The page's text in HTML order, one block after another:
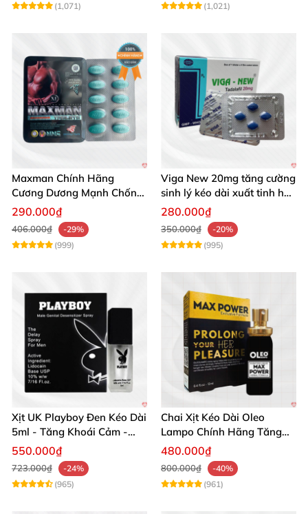
(1,071) (1,021)
Maxman Chính Hãng
Cương Dương Mạnh Chống
Xuất Tinh Sớm Hộp 10
290.000₫
406.000₫
-29%
(999)
Viga New 20mg tăng cường
sinh lý kéo dài xuất tinh hộp
4 viên
280.000₫
350.000₫
-20%
(995)
Xịt UK Playboy Đen Kéo Dài
5ml - Tăng Khoái Cảm -
Đặt Ngay
550.000₫
723.000₫
-24%
(965)
Chai Xịt Kéo Dài Oleo
Lampo Chính Hãng Tăng
Cường Sức Mạnh Nam
480.000₫
800.000₫
-40%
(961)